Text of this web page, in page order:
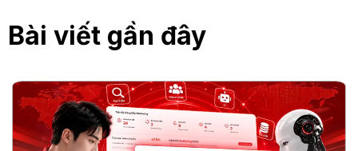
Bài viết gần đây